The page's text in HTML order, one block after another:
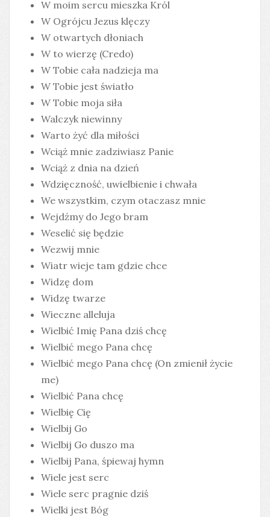
W moim sercu mieszka Król
W Ogrójcu Jezus klęczy
W otwartych dłoniach
W to wierzę (Credo)
W Tobie cała nadzieja ma
W Tobie jest światło
W Tobie moja siła
Walczyk niewinny
Warto żyć dla miłości
Wciąż mnie zadziwiasz Panie
Wciąż z dnia na dzień
Wdzięczność, uwielbienie i chwała
We wszystkim, czym otaczasz mnie
Wejdźmy do Jego bram
Weselić się będzie
Wezwij mnie
Wiatr wieje tam gdzie chce
Widzę dom
Widzę twarze
Wieczne alleluja
Wielbić Imię Pana dziś chcę
Wielbić mego Pana chcę
Wielbić mego Pana chcę (On zmienił życie
me)
Wielbić Pana chcę
Wielbię Cię
Wielbij Go
Wielbij Go duszo ma
Wielbij Pana, śpiewaj hymn
Wiele jest serc
Wiele serc pragnie dziś
Wielki jest Bóg